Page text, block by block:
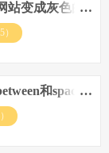
站变成灰色的
和space-